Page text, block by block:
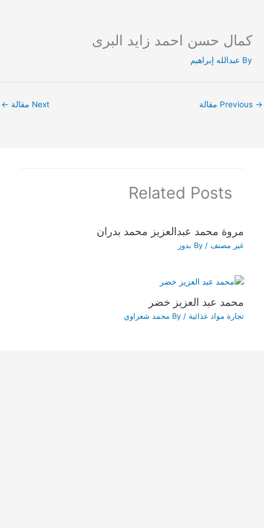
Skip
content
كمال حسن احمد زايد البرى
By عبدالله إبراهيم
→ Next مقالة ←
Related Posts
مروة محمد عبدالعزيز محمد بدران
غير مصنف / By بدور
محمد عبد العزيز خضر
تجارة مواد غذائية / By محمد شعراوي